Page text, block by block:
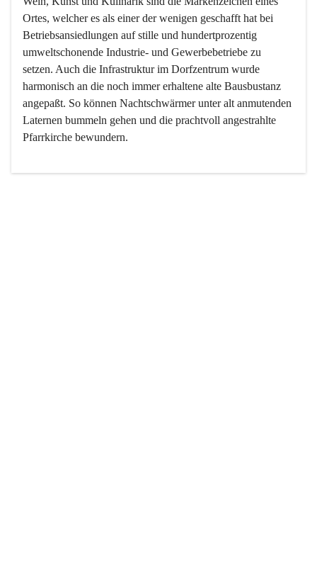
Ortes, welcher es als einer der wenigen geschafft hat bei
Betriebsansiedlungen auf stille und hundertprozentig
umweltschonende Industrie- und Gewerbebetriebe zu
setzen. Auch die Infrastruktur im Dorfzentrum wurde
harmonisch an die noch immer erhaltene alte Bausbustanz
angepaßt. So können Nachtschwärmer unter alt anmutenden
Laternen bummeln gehen und die prachtvoll angestrahlte
Pfarrkirche bewundern.
Der Weinbau dominert heute nicht mehr, ist aber integrativer